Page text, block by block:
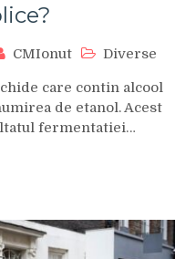
CMIonut Diverse
care contin alcool
de etanol. Acest
fermentatiei…